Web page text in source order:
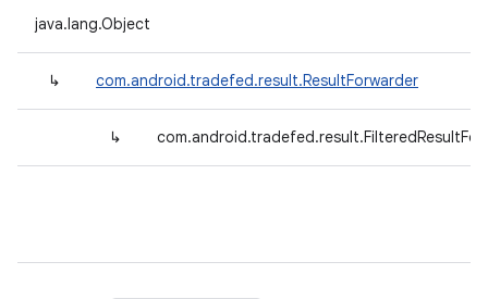
java.lang.Object
↳ com.android.tradefed.result.ResultForwarder
↳